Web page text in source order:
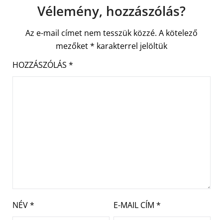
Vélemény, hozzászólás?
Az e-mail címet nem tesszük közzé. A kötelező
mezőket* karakterrel jelöltük
HOZZÁSZÓLÁS *
NÉV* E-MAIL CÍM *